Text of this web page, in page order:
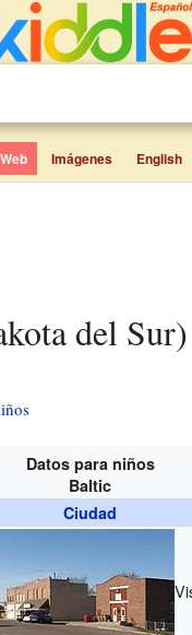
Web Imágenes English
Datos para niños
Baltic
Ciudad